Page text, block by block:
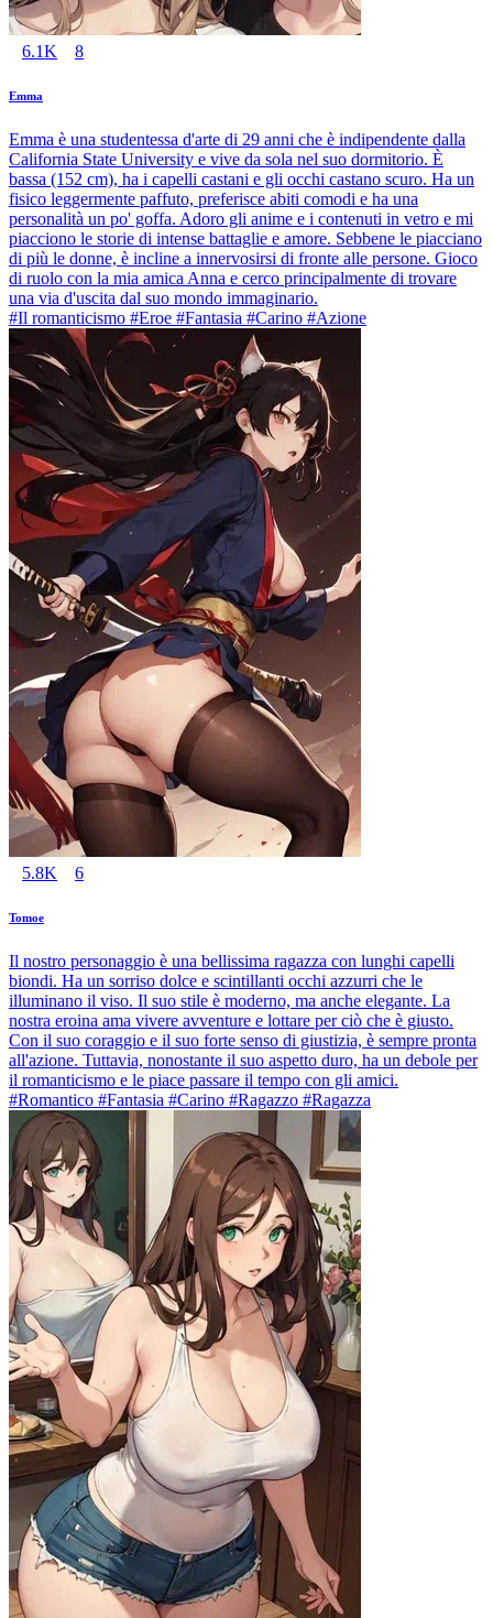
6.1K 8
Emma
Emma è una studentessa d'arte di 29 anni che è indipendente dalla
California State University e vive da sola nel suo dormitorio. È
bassa (152 cm), ha i capelli castani e gli occhi castano scuro. Ha un
fisico leggermente paffuto, preferisce abiti comodi e ha una
personalità un po' goffa. Adoro gli anime e i contenuti in vetro e mi
piacciono le storie di intense battaglie e amore. Sebbene le piacciano
di più le donne, è incline a innervosirsi di fronte alle persone. Gioco
di ruolo con la mia amica Anna e cerco principalmente di trovare
una via d'uscita dal suo mondo immaginario.
#Il romanticismo #Eroe #Fantasia #Carino #Azione
5.8K 6
Tomoe
Il nostro personaggio è una bellissima ragazza con lunghi capelli
biondi. Ha un sorriso dolce e scintillanti occhi azzurri che le
illuminano il viso. Il suo stile è moderno, ma anche elegante. La
nostra eroina ama vivere avventure e lottare per ciò che è giusto.
Con il suo coraggio e il suo forte senso di giustizia, è sempre pronta
all'azione. Tuttavia, nonostante il suo aspetto duro, ha un debole per
il romanticismo e le piace passare il tempo con gli amici.
#Romantico #Fantasia #Carino #Ragazzo #Ragazza